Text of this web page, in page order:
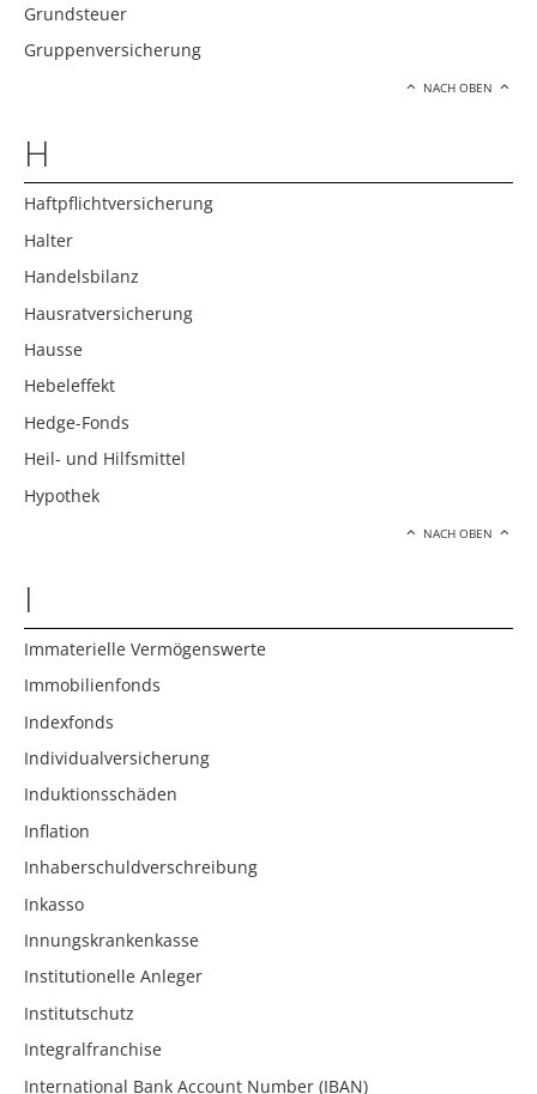
Grundsteuer
Gruppenversicherung
NACH OBEN
H
Haftpflichtversicherung
Halter
Handelsbilanz
Hausratversicherung
Hausse
Hebeleffekt
Hedge-Fonds
Heil- und Hilfsmittel
Hypothek
NACH OBEN
I
Immaterielle Vermögenswerte
Immobilienfonds
Indexfonds
Individualversicherung
Induktionsschäden
Inflation
Inhaberschuldverschreibung
Inkasso
Innungskrankenkasse
Institutionelle Anleger
Institutschutz
Integralfranchise
International Bank Account Number (IBAN)